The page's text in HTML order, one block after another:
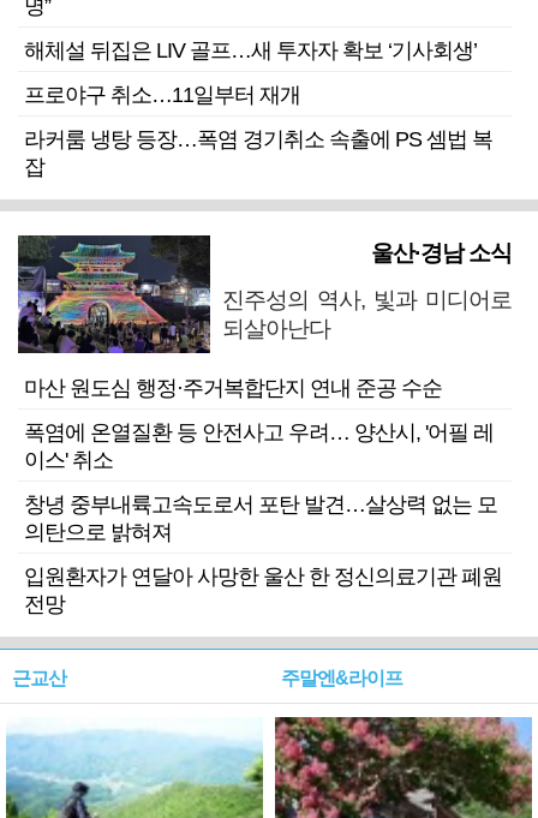
명”
해체설 뒤집은 LIV 골프…새 투자자 확보 ‘기사회생’
프로야구 취소…11일부터 재개
라커룸 냉탕 등장…폭염 경기취소 속출에 PS 셈법 복
잡
울산·경남 소식
진주성의 역사, 빛과 미디어로
되살아난다
마산 원도심 행정·주거복합단지 연내 준공 수순
폭염에 온열질환 등 안전사고 우려… 양산시, '어필 레
이스' 취소
창녕 중부내륙고속도로서 포탄 발견…살상력 없는 모
의탄으로 밝혀져
입원환자가 연달아 사망한 울산 한 정신의료기관 폐원
전망
근교산 주말엔&라이프